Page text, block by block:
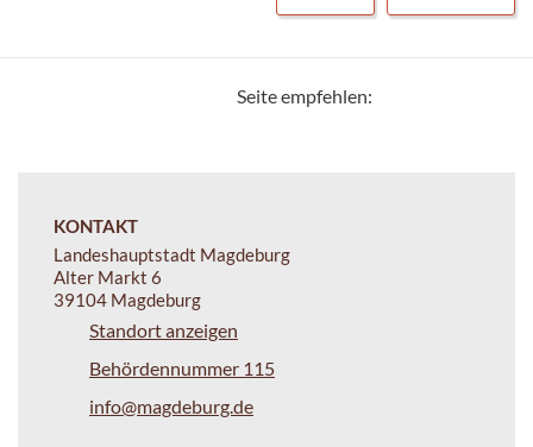
Seite empfehlen:
KONTAKT
Landeshauptstadt Magdeburg
Alter Markt 6
39104 Magdeburg
Standort anzeigen
Behördennummer 115
info@magdeburg.de